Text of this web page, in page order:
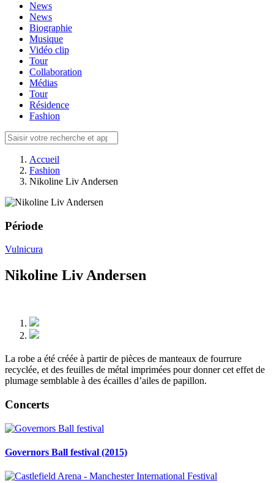
News
News
Biographie
Musique
Vidéo clip
Tour
Collaboration
Médias
Tour
Résidence
Fashion
Accueil
Fashion
Nikoline Liv Andersen
Période
Vulnicura
Nikoline Liv Andersen
La robe a été créée à partir de pièces de manteaux de fourrure
recyclée, et des feuilles de métal imprimées pour donner cet effet de
plumage semblable à des écailles d’ailes de papillon.
Concerts
Governors Ball festival (2015)